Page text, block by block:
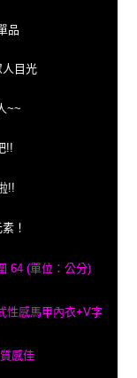
品
目光
~~
!!
!!
！
64 (單位：公分)
性感馬甲內衣+V字
感佳